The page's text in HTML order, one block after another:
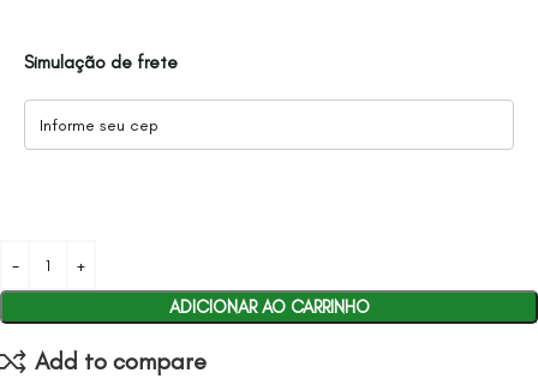
Simulação de frete
ADICIONAR AO CARRINHO
Add to compare